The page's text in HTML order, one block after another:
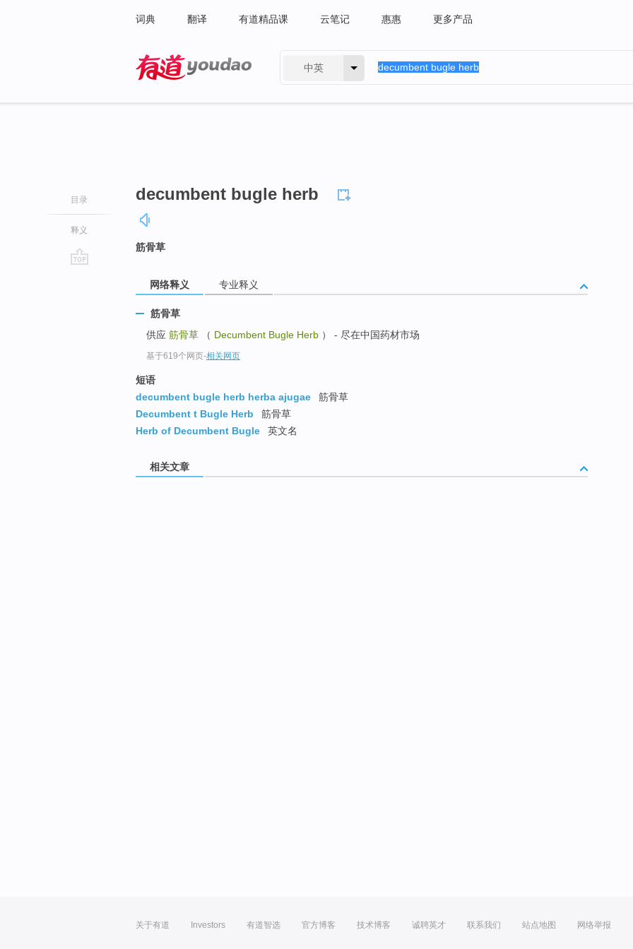
词典 翻译 有道精品课 云笔记 惠惠 更多产品
中英
目录
释义
decumbent bugle herb
筋骨草
网络释义 专业释义
筋骨草
供应 筋骨草 （ Decumbent Bugle Herb ） - 尽在中国药材市场
基于619个网页-相关网页
短语
decumbent bugle herb herba ajugae
筋骨草
Decumbent t Bugle Herb
筋骨草
Herb of Decumbent Bugle
英文名
相关文章
关于有道 Investors 有道智选 官方博客 技术博客 诚聘英才 联系我们 站点地图 网络举报